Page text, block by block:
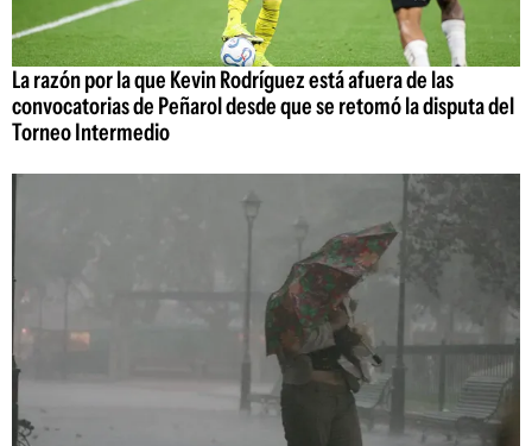
La razón por la que Kevin Rodríguez está afuera de las
convocatorias de Peñarol desde que se retomó la disputa del
Torneo Intermedio